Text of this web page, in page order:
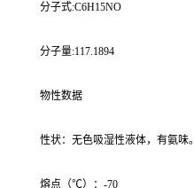
分子式:C6H15NO
分子量:117.1894
物性数据
性状：无色吸湿性液体，有氨味。
熔点（℃）：-70